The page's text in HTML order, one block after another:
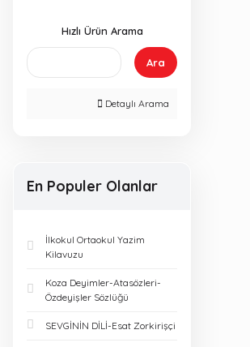
Hızlı Ürün Arama
Ara
Detaylı Arama
En Populer Olanlar
İlkokul Ortaokul Yazim
Kilavuzu
Koza Deyimler-Atasözleri-
Özdeyişler Sözlüğü
SEVGİNİN DİLİ-Esat Zorkirişçi